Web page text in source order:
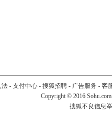
法- 支付中心- 搜狐招聘- 广告服务 - 客
Copyright © 2016
搜狐不良信息